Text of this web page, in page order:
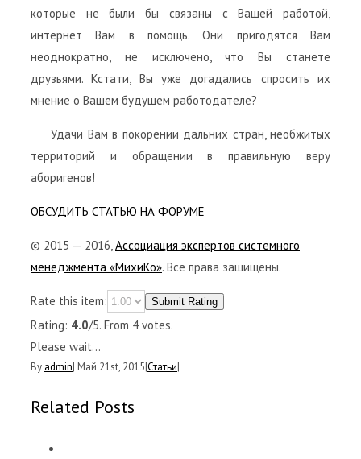
которые не были бы связаны с Вашей работой,
интернет Вам в помощь. Они пригодятся Вам
неоднократно, не исключено, что Вы станете
друзьями. Кстати, Вы уже догадались спросить их
мнение о Вашем будущем работодателе?
Удачи Вам в покорении дальних стран, необжитых
территорий и обращении в правильную веру
аборигенов!
ОБСУДИТЬ СТАТЬЮ НА ФОРУМЕ
© 2015 — 2016, Ассоциация экспертов системного
менеджмента «МихиКо». Все права защищены.
Rate this item: Submit Rating
Rating: 4.0/5. From 4 votes.
Please wait...
By admin| Май 21st, 2015|Статьи|
Related Posts